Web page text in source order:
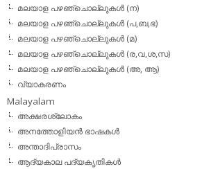
മലയാള പഴഞ്ചൊല്ലുകള്‍ (ന)
മലയാള പഴഞ്ചൊല്ലുകള്‍ (പ,ബ,ഭ)
മലയാള പഴഞ്ചൊല്ലുകള്‍ (മ)
മലയാള പഴഞ്ചൊല്ലുകള്‍ (ര,വ,ശ,സ)
മലയാള പഴഞ്ചൊല്ലുകൾ (അ, ആ)
വ്യാകരണം
Malayalam
അക്ഷരശ്ലോകം
അനത്തോളിയന്‍ ഭാഷകള്‍
അന്താദിപ്രാസം
ആദ്യകാല പദ്യകൃതികള്‍